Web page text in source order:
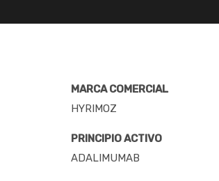
MARCA COMERCIAL
HYRIMOZ
PRINCIPIO ACTIVO
ADALIMUMAB